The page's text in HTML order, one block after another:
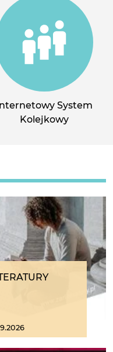
Internetowy System
Kolejkowy